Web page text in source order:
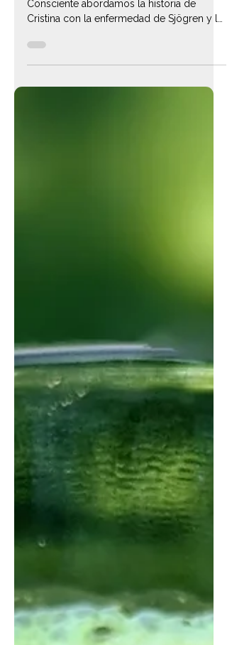
Consciente abordamos la historia de
Cristina con la enfermedad de Sjögren y la